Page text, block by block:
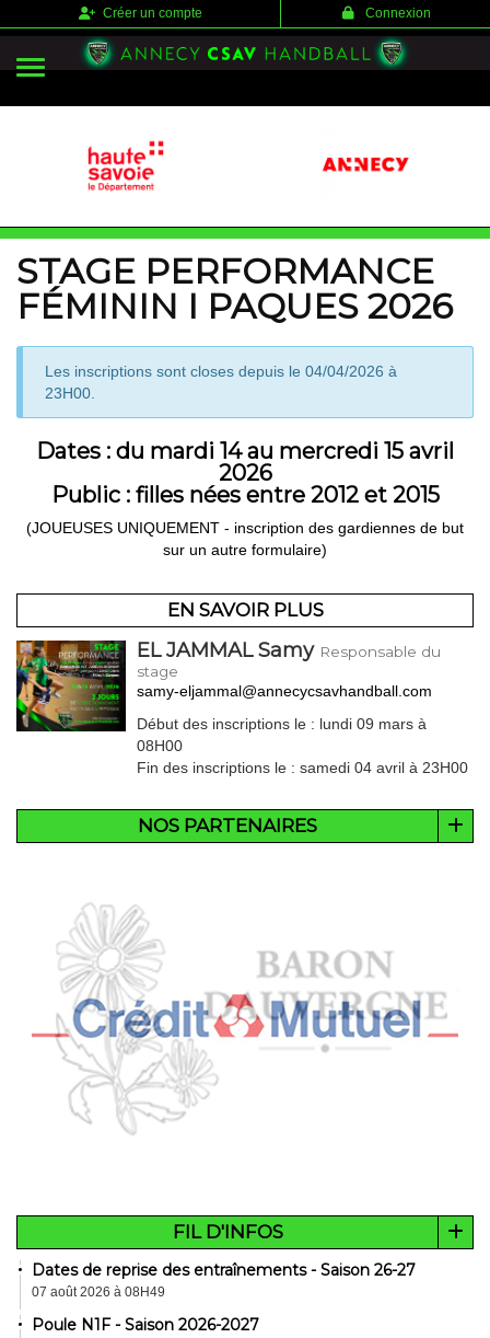
Créer un compte Connexion
STAGE PERFORMANCE
FÉMININ I PAQUES 2026
Les inscriptions sont closes depuis le 04/04/2026 à
23H00.
Dates : du mardi 14 au mercredi 15 avril
2026
Public : filles nées entre 2012 et 2015
(JOUEUSES UNIQUEMENT - inscription des gardiennes de but
sur un autre formulaire)
EN SAVOIR PLUS
EL JAMMAL Samy Responsable du
stage
samy-eljammal@annecycsavhandball.com
Début des inscriptions le : lundi 09 mars à
08H00
Fin des inscriptions le : samedi 04 avril à 23H00
NOS PARTENAIRES
FIL D'INFOS
Dates de reprise des entraînements - Saison 26-27
07 août 2026 à 08H49
Poule N1F - Saison 2026-2027
Panneau de gestion des cookies